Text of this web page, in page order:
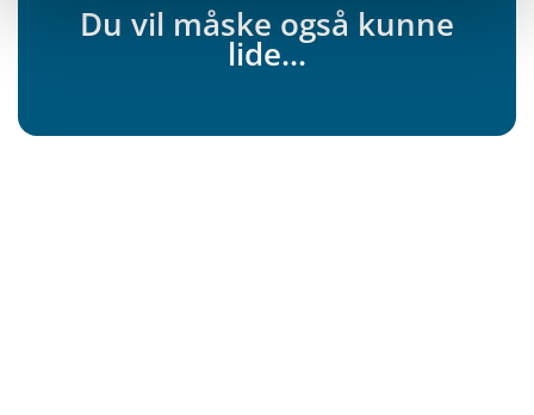
Du vil måske også kunne
lide...